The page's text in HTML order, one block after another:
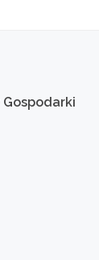
Gospodarki